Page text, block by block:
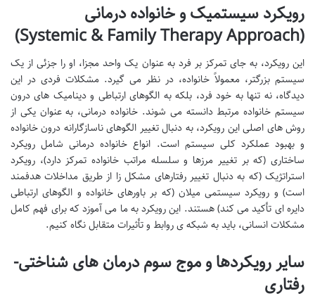
رویکرد سیستمیک و خانواده درمانی
(Systemic & Family Therapy Approach)
این رویکرد، به جای تمرکز بر فرد به عنوان یک واحد مجزا، او را جزئی از یک
سیستم بزرگتر، معمولاً خانواده، در نظر می گیرد. مشکلات فردی در این
دیدگاه، نه تنها به خود فرد، بلکه به الگوهای ارتباطی و دینامیک های درون
سیستم خانواده مرتبط دانسته می شوند. خانواده درمانی، به عنوان یکی از
روش های اصلی این رویکرد، به دنبال تغییر الگوهای ناسازگارانه درون خانواده
و بهبود عملکرد کلی سیستم است. انواع خانواده درمانی شامل رویکرد
ساختاری (که بر تغییر مرزها و سلسله مراتب خانواده تمرکز دارد)، رویکرد
استراتژیک (که به دنبال تغییر رفتارهای مشکل زا از طریق مداخلات هدفمند
است) و رویکرد سیستمی میلان (که بر باورهای خانواده و الگوهای ارتباطی
دایره ای تأکید می کند) هستند. این رویکرد به ما می آموزد که برای فهم کامل
مشکلات انسانی، باید به شبکه ی روابط و تأثیرات متقابل نگاه کنیم.
سایر رویکردها و موج سوم درمان های شناختی-
رفتاری